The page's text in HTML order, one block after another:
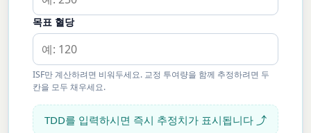
목표 혈당
ISF만 계산하려면 비워두세요. 교정 투여량을 함께 추정하려면 두
칸을 모두 채우세요.
TDD를 입력하시면 즉시 추정치가 표시됩니다 ⤴